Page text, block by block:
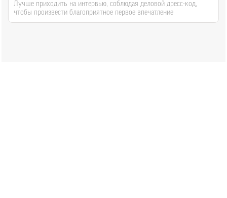
Лучше приходить на интервью, соблюдая деловой дресс-код,
чтобы произвести благоприятное первое впечатление